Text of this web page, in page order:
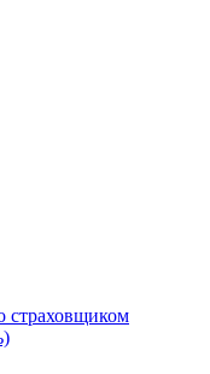
страховщиком